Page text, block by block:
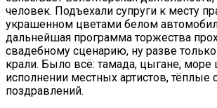
человек. Подъехали супруги к месту
украшенном цветами белом
дальнейшая программа торжества
свадебному сценарию, ну разве
крали. Было всё: тамада, цыгане, море
исполнении местных артистов, тёплые
поздравлений.